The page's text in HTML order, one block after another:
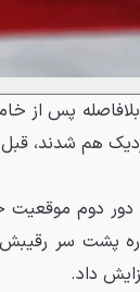
پس از
هم شدند، قبل
دوم موقعیت
پشت سر
داد.